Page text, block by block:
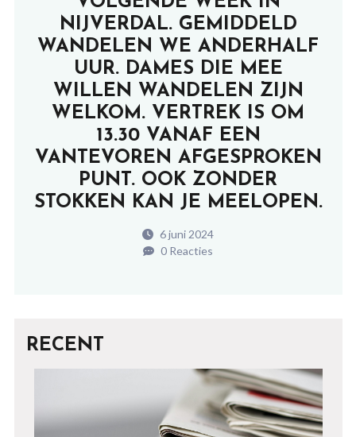
NIJVERDAL. GEMIDDELD
WANDELEN WE ANDERHALF
UUR. DAMES DIE MEE
WILLEN WANDELEN ZIJN
WELKOM. VERTREK IS OM
13.30 VANAF EEN
VANTEVOREN AFGESPROKEN
PUNT. OOK ZONDER
STOKKEN KAN JE MEELOPEN.
6 juni 2024
0 Reacties
RECENT